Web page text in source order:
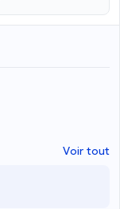
Voir tout